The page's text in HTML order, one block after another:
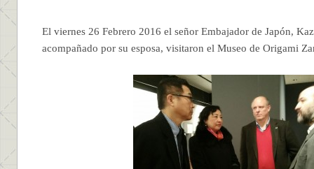
El viernes 26 Febrero 2016 el señor Embajador de Japón,
acompañado por su esposa, visitaron el Museo de Origami